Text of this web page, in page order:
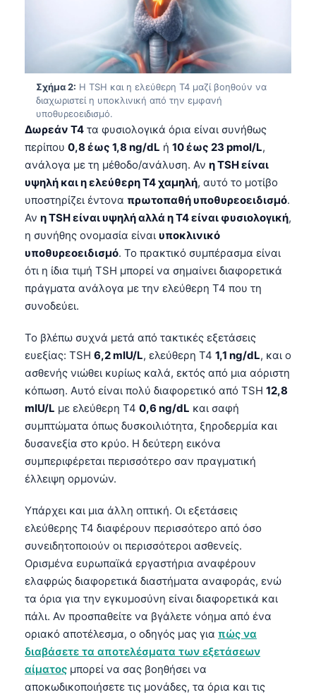
Σχήμα 2: Η TSH και η ελεύθερη T4 μαζί βοηθούν να
διαχωριστεί η υποκλινική από την εμφανή
υποθυρεοειδισμό.
Δωρεάν T4 τα φυσιολογικά όρια είναι συνήθως
περίπου 0,8 έως 1,8 ng/dL ή 10 έως 23 pmol/L,
ανάλογα με τη μέθοδο/ανάλυση. Αν η TSH είναι
υψηλή και η ελεύθερη T4 χαμηλή, αυτό το μοτίβο
υποστηρίζει έντονα πρωτοπαθή υποθυρεοειδισμό.
Αν η TSH είναι υψηλή αλλά η T4 είναι φυσιολογική,
η συνήθης ονομασία είναι υποκλινικό
υποθυρεοειδισμό. Το πρακτικό συμπέρασμα είναι
ότι η ίδια τιμή TSH μπορεί να σημαίνει διαφορετικά
πράγματα ανάλογα με την ελεύθερη T4 που τη
συνοδεύει.
Το βλέπω συχνά μετά από τακτικές εξετάσεις
ευεξίας: TSH 6,2 mIU/L, ελεύθερη T4 1,1 ng/dL, και ο
ασθενής νιώθει κυρίως καλά, εκτός από μια αόριστη
κόπωση. Αυτό είναι πολύ διαφορετικό από TSH 12,8
mIU/L με ελεύθερη T4 0,6 ng/dL και σαφή
συμπτώματα όπως δυσκοιλιότητα, ξηροδερμία και
δυσανεξία στο κρύο. Η δεύτερη εικόνα
συμπεριφέρεται περισσότερο σαν πραγματική
έλλειψη ορμονών.
Υπάρχει και μια άλλη οπτική. Οι εξετάσεις
ελεύθερης T4 διαφέρουν περισσότερο από όσο
συνειδητοποιούν οι περισσότεροι ασθενείς.
Ορισμένα ευρωπαϊκά εργαστήρια αναφέρουν
ελαφρώς διαφορετικά διαστήματα αναφοράς, ενώ
τα όρια για την εγκυμοσύνη είναι διαφορετικά και
πάλι. Αν προσπαθείτε να βγάλετε νόημα από ένα
οριακό αποτέλεσμα, ο οδηγός μας για πώς να
διαβάσετε τα αποτελέσματα των εξετάσεων
αίματος μπορεί να σας βοηθήσει να
αποκωδικοποιήσετε τις μονάδες, τα όρια και τις